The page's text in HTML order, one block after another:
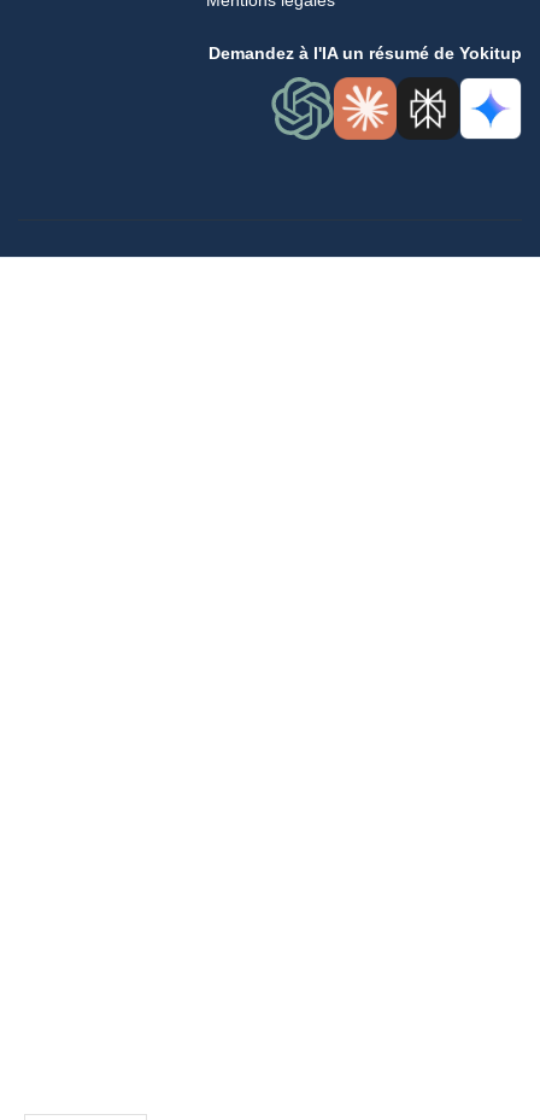
Demandez à l'IA un résumé de Yokitup